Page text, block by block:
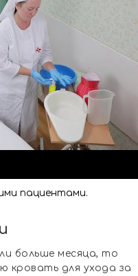
пациентами.
больше месяца, то
кровать для ухода за